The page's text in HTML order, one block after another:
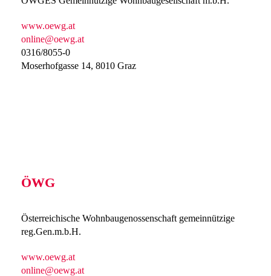
www.oewg.at
online@oewg.at
0316/8055-0
Moserhofgasse 14, 8010 Graz
ÖWG
Österreichische Wohnbaugenossenschaft gemeinnützige
reg.Gen.m.b.H.
www.oewg.at
online@oewg.at